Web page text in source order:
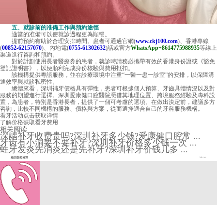
五、就診前的准備工作與預約途徑
適當的准備可以使就診過程更為順暢。
提前預約有助於合理安排時間。患者可通過官網(www.ckj100.com)、香港專線
(00852-62157070)、內地電(0755-61302632)話或官方WhatsApp+8614775988935等線上
渠道進行咨詢和預約。
對於計劃使用長者醫療券的患者，就診時請務必攜帶有效的香港身份證或《豁免
登記證明書》，以便順利完成身份核驗與費用抵扣。
該機構提供粵語服務，並在診療環境中注重“一醫一患一診室”的安排，以保障溝
通效率與就診私密性。
總體來看，深圳補牙價格具有彈性，患者可根據個人預算、牙齒具體情況以及對
服務的期望進行選擇。深圳愛康健口腔醫院憑借其地理位置、跨境服務經驗及專科設
置，為患者，特別是香港長者，提供了一個可考慮的選項。在做出決定前，建議多方
咨詢，比較不同機構的服務、價格與方案，從而選擇適合自己的牙科服務機構。
看牙活动点击获取详情
了解价格获取看牙费用
相关阅读
深龋补牙收费贵吗?深圳补牙多少钱?爱康健口腔常 ...
牙齿有小洞要不要补牙?深圳补牙价格多少钱一次 ...
蛀牙发炎先消炎还是先补牙?深圳补牙价钱几多 ...
相关医师推荐 More+